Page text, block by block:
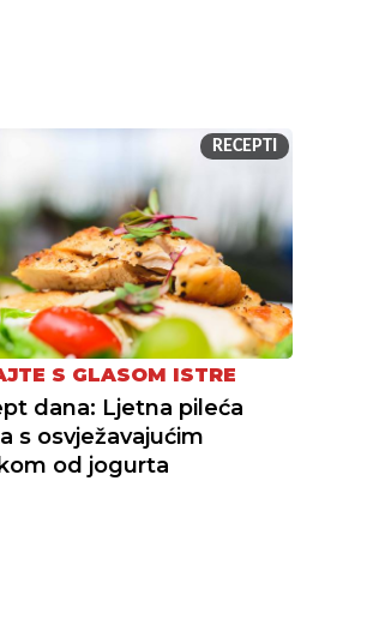
RECEPTI
S GLASOM ISTRE
dana: Ljetna pileća
s osvježavajućim
od jogurta